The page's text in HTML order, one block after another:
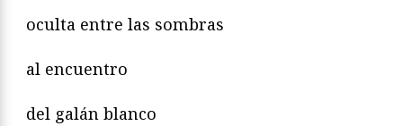
oculta entre las sombras
al encuentro
del galán blanco